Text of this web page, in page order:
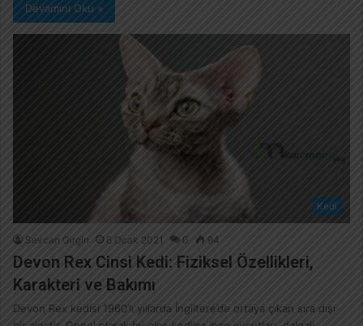
Devamını Oku »
Kedi
Sevcan Girgin 6 Ocak 2021 0 94
Devon Rex Cinsi Kedi: Fiziksel Özellikleri,
Karakteri ve Bakımı
Devon Rex kedisi 1960’lı yıllarda İngiltere’de ortaya çıkan sıra dışı